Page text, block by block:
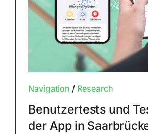
Navigation / Research
Benutzertests und
der App in